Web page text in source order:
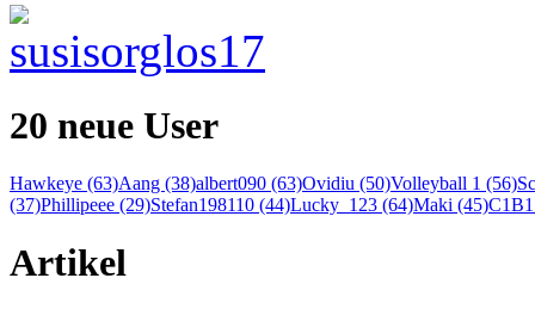
20 neue User
Hawkeye (63)Aang (38)albert090 (63)Ovidiu (50)Volleyball 1 (56)
(37)Phillipeee (29)Stefan198110 (44)Lucky_123 (64)Maki (45)
Artikel